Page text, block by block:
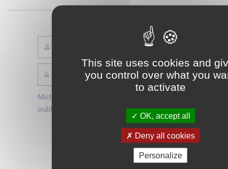
This site uses cookies and
you control over what you
to activate
OK, accept all
Deny all cookies
Personalize
Mot de passe
oublié ?
compte
Connexion